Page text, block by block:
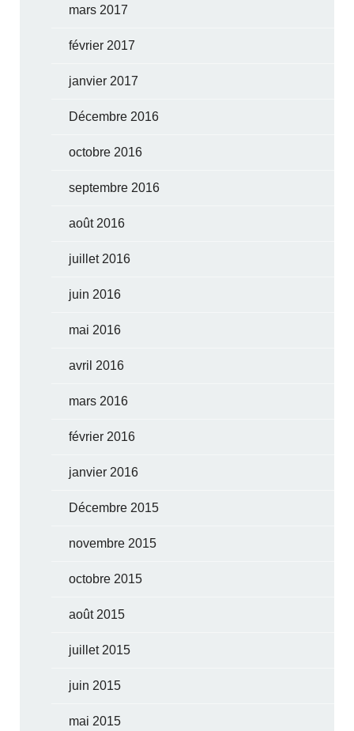
mars 2017
février 2017
janvier 2017
Décembre 2016
octobre 2016
septembre 2016
août 2016
juillet 2016
juin 2016
mai 2016
avril 2016
mars 2016
février 2016
janvier 2016
Décembre 2015
novembre 2015
octobre 2015
août 2015
juillet 2015
juin 2015
mai 2015